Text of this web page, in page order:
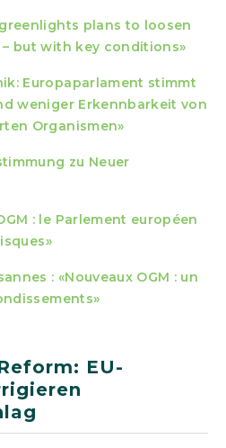
plans to loosen
– but with key conditions»
Europaparlament stimmt
weniger Erkennbarkeit von
Organismen»
zu Neuer
: le Parlement européen
: «Nouveaux OGM : un
»
EU-